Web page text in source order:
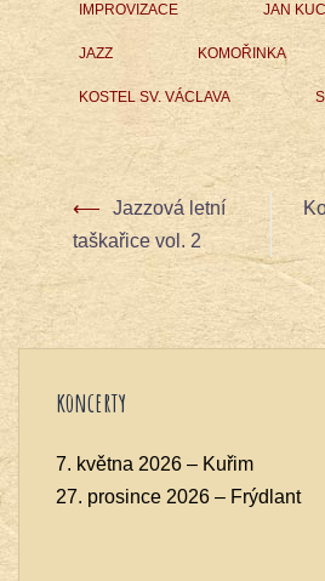
IMPROVIZACE JAN
JAZZ KOMOŘINKA
KOSTEL SV. VÁCLAVA
Post
navigation
⟵
Jazzová letní
taškařice vol. 2
koncerty
7. května 2026 – Kuřim
27. prosince 2026 – Frýdlant